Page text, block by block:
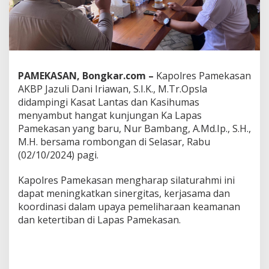
d
a
n
L
a
s
P
a
m
e
k
a
s
n
,
K
a
p
PAMEKASAN, Bongkar.com – Kapolres Pamekasan
AKBP Jazuli Dani Iriawan, S.I.K., M.Tr.Opsla
didampingi Kasat Lantas dan Kasihumas
menyambut hangat kunjungan Ka Lapas
Pamekasan yang baru, Nur Bambang, A.Md.Ip., S.H.,
M.H. bersama rombongan di Selasar, Rabu
(02/10/2024) pagi.
Kapolres Pamekasan mengharap silaturahmi ini
dapat meningkatkan sinergitas, kerjasama dan
koordinasi dalam upaya pemeliharaan keamanan
dan ketertiban di Lapas Pamekasan.